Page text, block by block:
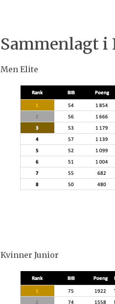
Sammenlagt i
Men Elite
Kvinner Junior